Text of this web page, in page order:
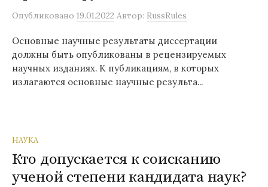
Опубликовано 19.01.2022 Автор: RussRules
Основные научные результаты диссертации
должны быть опубликованы в рецензируемых
научных изданиях. К публикациям, в которых
излагаются основные научные результа...
НАУКА
Кто допускается к соисканию
ученой степени кандидата наук?